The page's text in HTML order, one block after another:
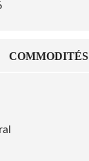
COMMODITÉS